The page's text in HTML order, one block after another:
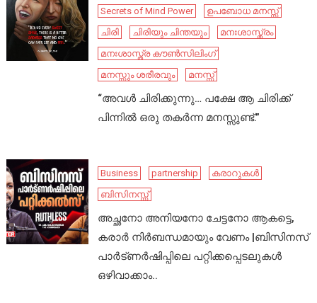
Secrets of Mind Power
ഉപബോധ മനസ്സ്
ചിരി
ചിരിയും ചിന്തയും
മനഃശാസ്ത്രം
മനഃശാസ്ത്ര കൗൺസിലിംഗ്
മനസ്സും ശരീരവും
മനസ്സ്
“അവൾ ചിരിക്കുന്നു… പക്ഷേ ആ ചിരിക്ക്
പിന്നിൽ ഒരു തകർന്ന മനസ്സുണ്ട്.”
Business partnership
കരാറുകൾ
ബിസിനസ്സ്
അച്ഛനോ അനിയനോ ചേട്ടനോ ആകട്ടെ,
കരാർ നിർബന്ധമായും വേണം |ബിസിനസ്
പാർട്ണർഷിപ്പിലെ പറ്റിക്കപ്പെടലുകൾ
ഒഴിവാക്കാം..